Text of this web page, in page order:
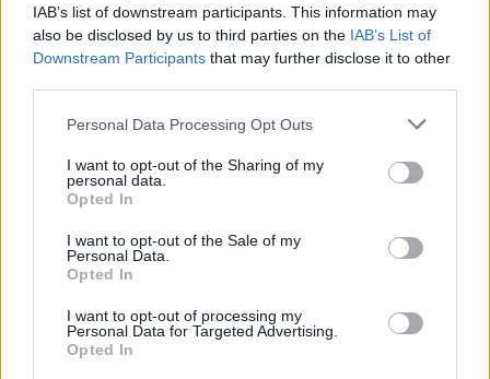
IAB’s list of downstream participants. This information may
also be disclosed by us to third parties on the IAB’s List of
Downstream Participants that may further disclose it to other
Personal Data Processing Opt Outs
I want to opt-out of the Sharing of my
personal data.
Opted In
I want to opt-out of the Sale of my
Personal Data.
Opted In
I want to opt-out of processing my
Personal Data for Targeted Advertising.
Opted In
monumentální Stabat mater
Radek Ctibor - 9. 6. 2026
Slovanské tance oživí Dvořákův svět přímo na
7. 6. 2026
Radek Ctibor - 4. 6. 2026
ročník třemi koncerty. Nabídne mladou hvězdu
i monumentální Stabat mater